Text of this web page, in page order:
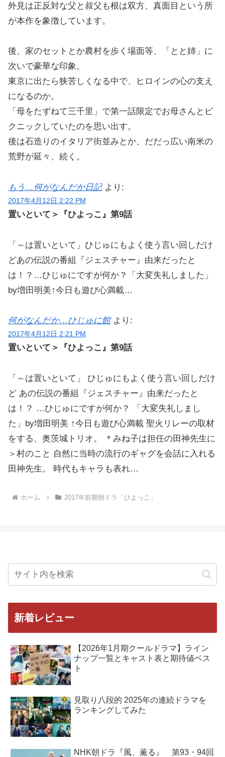
外見は正反対な父と叔父も根は双方、真面目という所
が本作を象徴しています。
後、家のセットとか農村を歩く場面等、「とと姉」に
次いで豪華な印象。
東京に出たら狭苦しくなる中で、ヒロインの心の支え
になるのか。
「母をたずねて三千里」で第一話限定でお母さんとピ
クニックしていたのを思い出す。
後は石造りのイタリア街並みとか、だだっ広い南米の
荒野が延々、続く。
もう…何がなんだか日記 より:
2017年4月12日 2:22 PM
置いといて＞『ひよっこ』第9話
「～は置いといて」ひじゅにもよく使う言い回しだけ
どあの伝説の番組『ジェスチャー』由来だったと
は！？…ひじゅにですが何か？「大変失礼しました」
by増田明美↑今日も遊び心満載…
何がなんだか…ひじゅに館 より:
2017年4月12日 2:21 PM
置いといて＞『ひよっこ』第9話
「～は置いといて」 ひじゅにもよく使う言い回しだけ
ど あの伝説の番組『ジェスチャー』由来だったと
は！？ …ひじゅにですが何か？ 「大変失礼しまし
た」by増田明美 ↑今日も遊び心満載 聖火リレーの取材
をする、奥茨城トリオ。 ＊みね子は担任の田神先生に
＞村のこと 自然に当時の流行のギャグを会話に入れる
田神先生。 時代もキャラも表れ…
ホーム 2017年前期朝ドラ「ひよっこ」
新着レビュー
【2026年1月期クールドラマ】ライン
ナップ一覧とキャスト表と期待値ベス
ト
見取り八段的 2025年の連続ドラマを
ランキングしてみた
NHK朝ドラ『風、薫る』 第93・94回